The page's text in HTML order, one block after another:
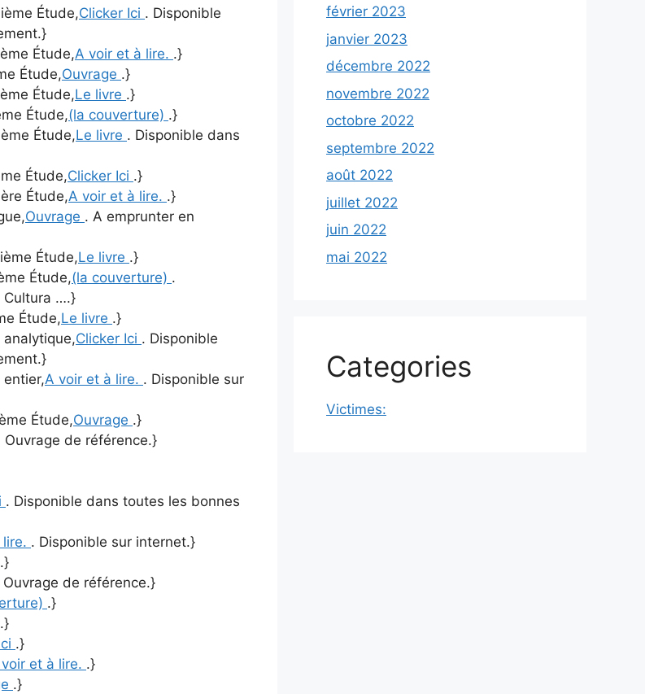
Étude,Clicker Ici . Disponible
Étude,A voir et à lire. .}
Étude,Ouvrage .}
Étude,Le livre .}
Étude,(la couverture) .}
Étude,Le livre . Disponible dans
Étude,Clicker Ici .}
Étude,A voir et à lire. .}
Ouvrage . A emprunter en
Étude,Le livre .}
Étude,(la couverture) .
Cultura ….}
Étude,Le livre .}
analytique,Clicker Ici . Disponible
entier,A voir et à lire. . Disponible sur
Étude,Ouvrage .}
Ouvrage de référence.}
. Disponible dans toutes les bonnes
. Disponible sur internet.}
.}
Ouvrage de référence.}
.}
.}
.}
et à lire. .}
.}
février 2023
janvier 2023
décembre 2022
novembre 2022
octobre 2022
septembre 2022
août 2022
juillet 2022
juin 2022
mai 2022
Categories
Victimes: